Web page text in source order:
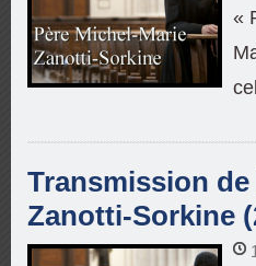
«
Transmission
Zanotti-Sorkine